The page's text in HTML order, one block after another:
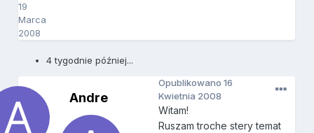
19
Marca
2008
4 tygodnie później...
Andre
Opublikowano16
Kwietnia 2008
Witam!
Ruszam troche stery temat